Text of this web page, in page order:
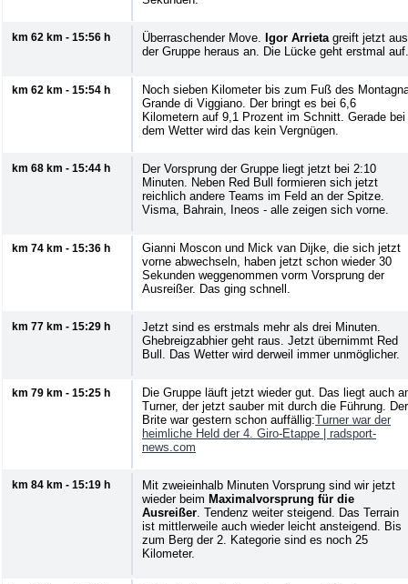
km 62 km - 15:56 h Überraschender Move. Igor Arrietagreift jetzt aus
der Gruppe heraus an. Die Lücke geht erstmal auf.
km 62 km - 15:54 h
Noch sieben Kilometer bis zum Fuß des
Grande di Viggiano. Der bringt es bei 6,6
Kilometern auf 9,1 Prozent im Schnitt. Gerade bei
dem Wetter wird das kein Vergnügen.
km 68 km - 15:44 h
Der Vorsprung der Gruppe liegt jetzt bei 2:10
Minuten. Neben Red Bull formieren sich jetzt
reichlich andere Teams im Feld an der Spitze.
Visma, Bahrain, Ineos - alle zeigen sich vorne.
km 74 km - 15:36 h
Gianni Moscon und Mick van Dijke, die sich jetzt
vorne abwechseln, haben jetzt schon wieder 30
Sekunden weggenommen vorm Vorsprung der
Ausreißer. Das ging schnell.
km 77 km - 15:29 h
Jetzt sind es erstmals mehr als drei Minuten.
Ghebreigzabhier geht raus. Jetzt übernimmt Red
Bull. Das Wetter wird derweil immer unmöglicher.
km 79 km - 15:25 h
Die Gruppe läuft jetzt wieder gut. Das liegt auch
Turner, der jetzt sauber mit durch die Führung. Der
Brite war gestern schon auffällig:Turner war der
heimliche Held der 4. Giro-Etappe | radsport-
news.com
km 84 km - 15:19 h
Mit zweieinhalb Minuten Vorsprung sind wir jetzt
wieder beim Maximalvorsprung für die
Ausreißer. Tendenz weiter steigend. Das Terrain
ist mittlerweile auch wieder leicht ansteigend. Bis
zum Berg der 2. Kategorie sind es noch 25
Kilometer.